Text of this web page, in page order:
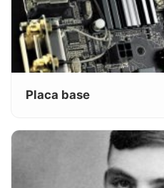
Placa base